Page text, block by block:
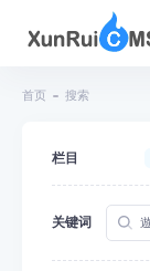
首页 搜索
栏目
关键词